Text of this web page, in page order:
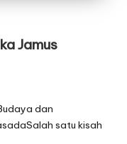
Jamus
dan
satu kisah